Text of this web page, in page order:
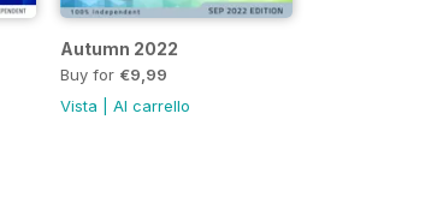
Autumn 2022
Buy for €9,99
Vista
Al carrello